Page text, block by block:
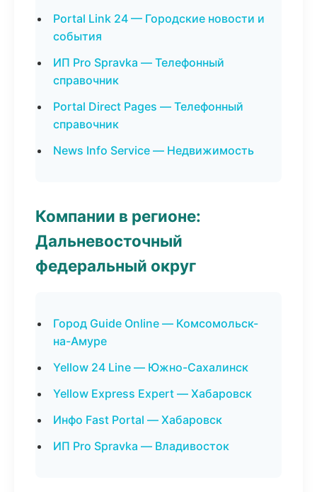
Portal Link 24 — Городские новости и
события
ИП Pro Spravka — Телефонный
справочник
Portal Direct Pages — Телефонный
справочник
News Info Service — Недвижимость
Компании в регионе:
Дальневосточный
федеральный округ
Город Guide Online — Комсомольск-
на-Амуре
Yellow 24 Line — Южно-Сахалинск
Yellow Express Expert — Хабаровск
Инфо Fast Portal — Хабаровск
ИП Pro Spravka — Владивосток